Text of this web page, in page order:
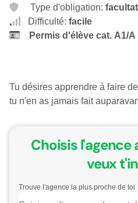
Type d'obligation:
Difficulté: facile
Permisd'élève cat. A1/A
Tu désires apprendre à faire
tu n'en as jamais fait
Choisis l'agence
veux
Trouve l'agence la plus proche de toi